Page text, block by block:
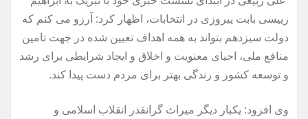
رییسی بابت پیروزی در انتخابات، اظهار کرد: آرزو می کنم که
دولت سیزدهم بتواند به همه اهداف تعیین شده در جهت تامین
منافع ملی، احیای معنویت و اخلاق و ایجاد شرایطی برای رشد
و توسعه کشور و زندگی بهتر برای مردم دست پیدا کند.
وی افزود: یکبار دیگر میراث گرانقدر انقلاب اسلامی و